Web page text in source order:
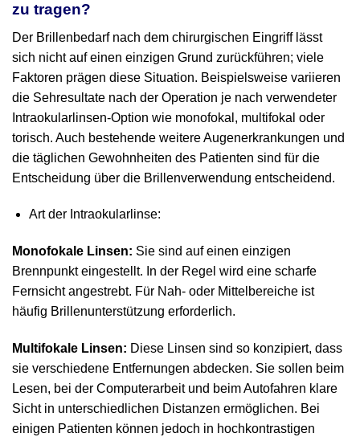
zu tragen?
Der Brillenbedarf nach dem chirurgischen Eingriff lässt
sich nicht auf einen einzigen Grund zurückführen; viele
Faktoren prägen diese Situation. Beispielsweise variieren
die Sehresultate nach der Operation je nach verwendeter
Intraokularlinsen‑Option wie monofokal, multifokal oder
torisch. Auch bestehende weitere Augenerkrankungen und
die täglichen Gewohnheiten des Patienten sind für die
Entscheidung über die Brillenverwendung entscheidend.
Art der Intraokularlinse:
Monofokale Linsen: Sie sind auf einen einzigen
Brennpunkt eingestellt. In der Regel wird eine scharfe
Fernsicht angestrebt. Für Nah‑ oder Mittelbereiche ist
häufig Brillenunterstützung erforderlich.
Multifokale Linsen: Diese Linsen sind so konzipiert, dass
sie verschiedene Entfernungen abdecken. Sie sollen beim
Lesen, bei der Computerarbeit und beim Autofahren klare
Sicht in unterschiedlichen Distanzen ermöglichen. Bei
einigen Patienten können jedoch in hochkontrastigen